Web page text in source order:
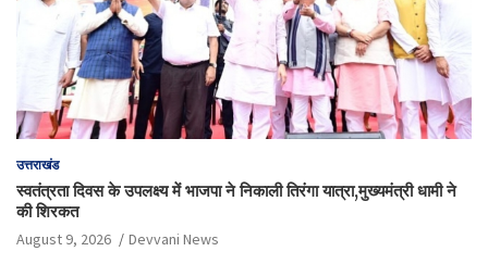
उत्तराखंड
स्वतंत्रता दिवस के उपलक्ष्य में भाजपा ने निकाली तिरंगा यात्रा,मुख्यमंत्री धामी ने
की शिरकत
August 9, 2026 Devvani News